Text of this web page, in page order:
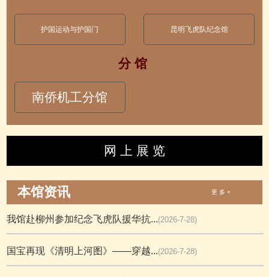
护国运动与护国门 昆明飞虎队纪念馆
分 馆
南侨机工分馆
网 上 展 览
本馆资讯 更 多 +
我馆赴柳州参加纪念飞虎队援华抗...(2026-7-28)
国宝再现《清明上河图》——穿越...(2026-7-28)